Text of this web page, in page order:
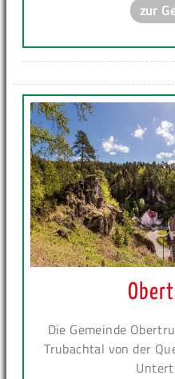
zur
Die Gemeinde
Trubachtal von der